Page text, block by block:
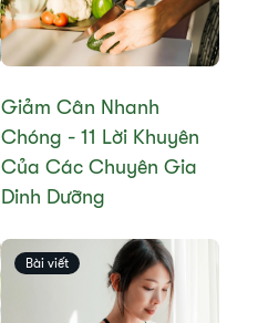
Giảm Cân Nhanh
Chóng - 11 Lời Khuyên
Của Các Chuyên Gia
Dinh Dưỡng
Bài viết